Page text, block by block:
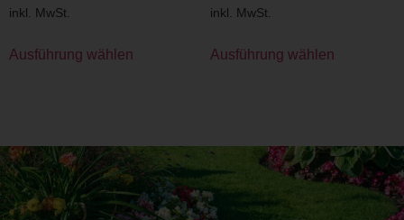
inkl. MwSt.
Ausführung wählen
inkl. MwSt.
Ausführung wählen